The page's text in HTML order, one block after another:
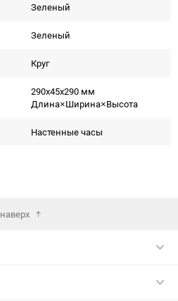
Зеленый
Зеленый
Круг
290x45x290 мм
Длина×Ширина×Высота
Настенные часы
наверх